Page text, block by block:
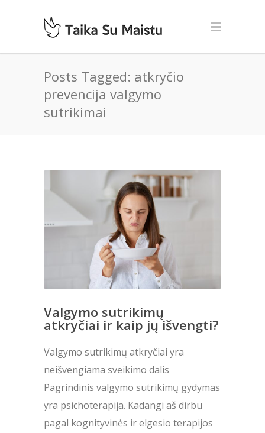
Posts Tagged: atkryčio
prevencija valgymo
sutrikimai
Valgymo sutrikimų
atkryčiai ir kaip jų išvengti?
Valgymo sutrikimų atkryčiai yra
neišvengiama sveikimo dalis
Pagrindinis valgymo sutrikimų gydymas
yra psichoterapija. Kadangi aš dirbu
pagal kognityvinės ir elgesio terapijos